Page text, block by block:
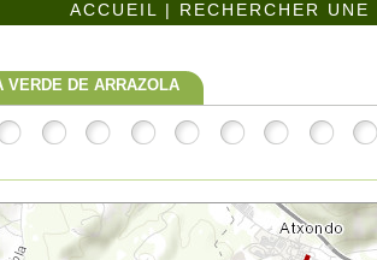
ACCUEIL | RECHERCHER
VERDE DE ARRAZOLA